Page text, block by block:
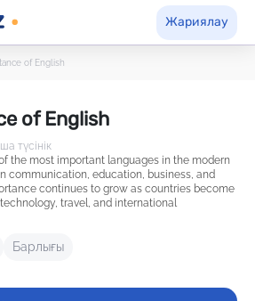
Жариялау
of English
of English
түсінік
the most important languages in the modern
communication, education, business, and
continues to grow as countries become
travel, and international
Барлығы